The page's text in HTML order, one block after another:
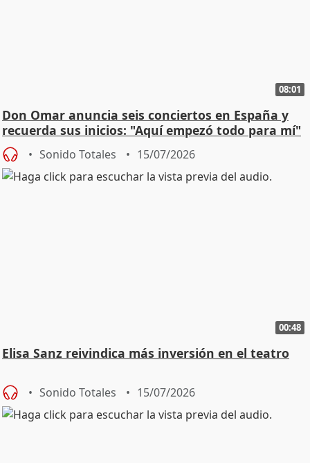
08:01
Don Omar anuncia seis conciertos en España y
recuerda sus inicios: "Aquí empezó todo para mí"
Sonido Totales 15/07/2026
00:48
Elisa Sanz reivindica más inversión en el teatro
Sonido Totales 15/07/2026